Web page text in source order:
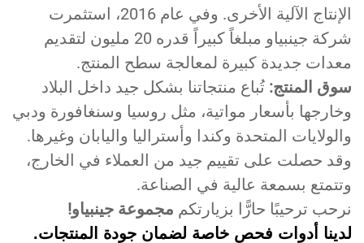
الإنتاج الآلية الأخرى. وفي عام 2016، استثمرت
شركة جينبياو مبلغاً كبيراً قدره 20 مليون لتقديم
جديدة كبيرة لمعالجة سطح المنتج.
المنتج:تُباع منتجاتنا بشكل جيد داخل البلاد
بأسعار مواتية، مثل روسيا وسنغافورة ودبي
المتحدة وكندا وأستراليا واليابان وغيرها.
حصلت على تقييم جيد من العملاء في الخارج،
بسمعة عالية في الصناعة.
ترحيبًا حارًّا بزيارتكممجموعة جينبياو!
أدوات فحص خاصة لضمان جودة المنتجات.